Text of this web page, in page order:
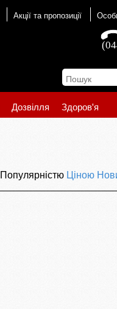
Акції та пропозиції
Дозвілля Здоров'я
Популярністю Ціною